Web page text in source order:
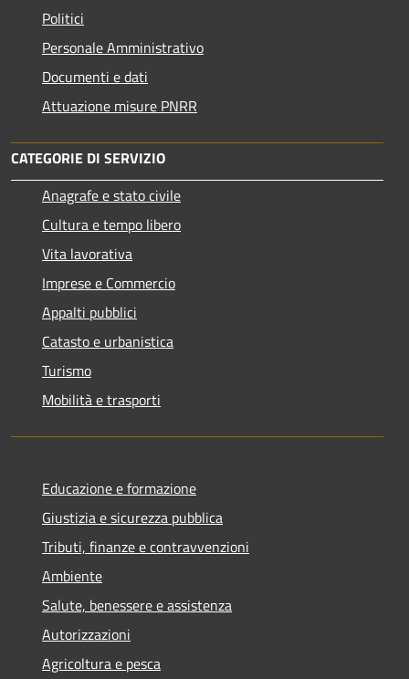
Politici
Personale Amministrativo
Documenti e dati
Attuazione misure PNRR
CATEGORIE DI SERVIZIO
Anagrafe e stato civile
Cultura e tempo libero
Vita lavorativa
Imprese e Commercio
Appalti pubblici
Catasto e urbanistica
Turismo
Mobilità e trasporti
Educazione e formazione
Giustizia e sicurezza pubblica
Tributi, finanze e contravvenzioni
Ambiente
Salute, benessere e assistenza
Autorizzazioni
Agricoltura e pesca